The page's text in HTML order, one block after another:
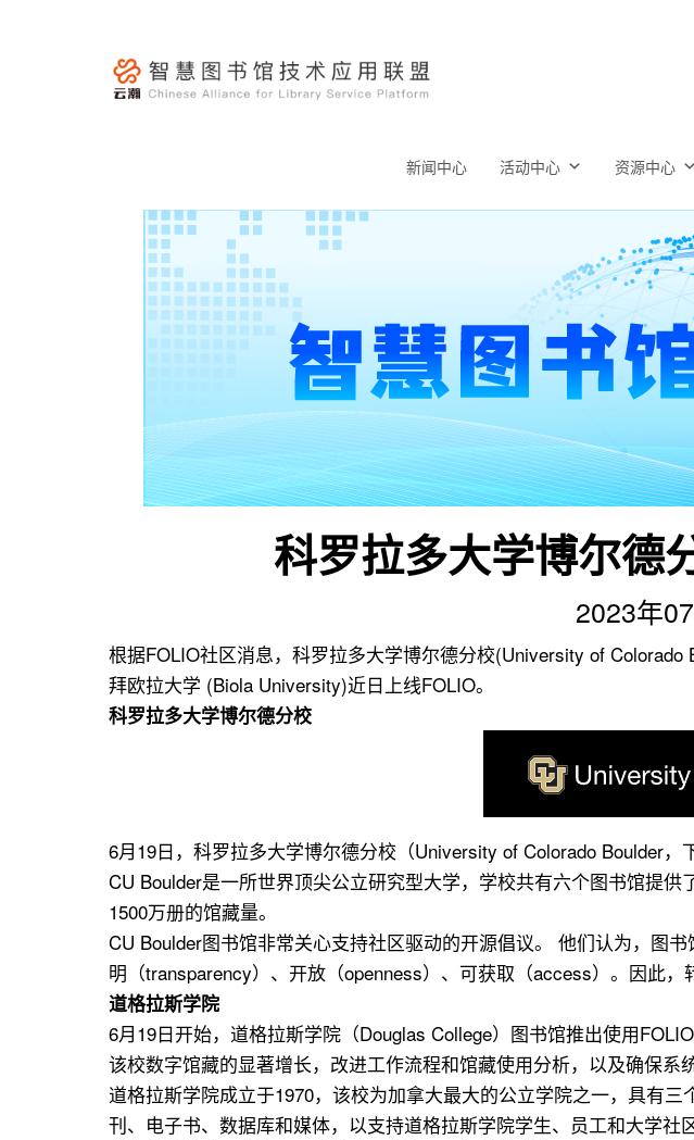
新闻中心 活动中心 资源中心
科罗拉多大学博尔德
2023年
根据FOLIO社区消息，科罗拉多大学博尔德分校(University of
拜欧拉大学 (Biola University)近日上线FOLIO。
科罗拉多大学博尔德分校
6月19日，科罗拉多大学博尔德分校（University of Colorado Boulder
CU Boulder是一所世界顶尖公立研究型大学，学校共有六个图书馆提
1500万册的馆藏量。
CU Boulder图书馆非常关心支持社区驱动的开源倡议。 他们认为，图
明（transparency）、开放（openness）、可获取（access）。因此，
道格拉斯学院
6月19日开始，道格拉斯学院（Douglas College）图书馆推出使用
该校数字馆藏的显著增长，改进工作流程和馆藏使用分析，以及确保系
道格拉斯学院成立于1970，该校为加拿大最大的公立学院之一，具有
刊、电子书、数据库和媒体，以支持道格拉斯学院学生、员工和大学社